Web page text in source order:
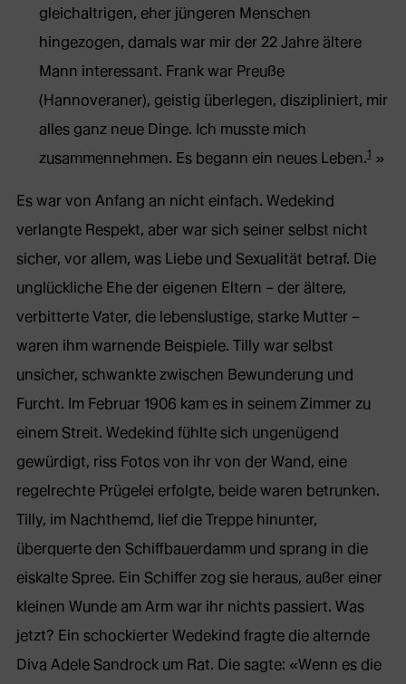
gleichaltrigen, eher jüngeren Menschen
hingezogen, damals war mir der 22 Jahre ältere
Mann interessant. Frank war Preuße
(Hannoveraner), geistig überlegen, diszipliniert, mir
alles ganz neue Dinge. Ich musste mich
zusammennehmen. Es begann ein neues Leben.1
Es war von Anfang an nicht einfach. Wedekind
verlangte Respekt, aber war sich seiner selbst nicht
sicher, vor allem, was Liebe und Sexualität betraf. Die
unglückliche Ehe der eigenen Eltern – der ältere,
verbitterte Vater, die lebenslustige, starke Mutter –
waren ihm warnende Beispiele. Tilly war selbst
unsicher, schwankte zwischen Bewunderung und
Furcht. Im Februar 1906 kam es in seinem Zimmer zu
einem Streit. Wedekind fühlte sich ungenügend
gewürdigt, riss Fotos von ihr von der Wand, eine
regelrechte Prügelei erfolgte, beide waren betrunken.
Tilly, im Nachthemd, lief die Treppe hinunter,
überquerte den Schiffbauerdamm und sprang in die
eiskalte Spree. Ein Schiffer zog sie heraus, außer einer
kleinen Wunde am Arm war ihr nichts passiert. Was
jetzt? Ein schockierter Wedekind fragte die alternde
Diva Adele Sandrock um Rat. Die sagte: «Wenn es die